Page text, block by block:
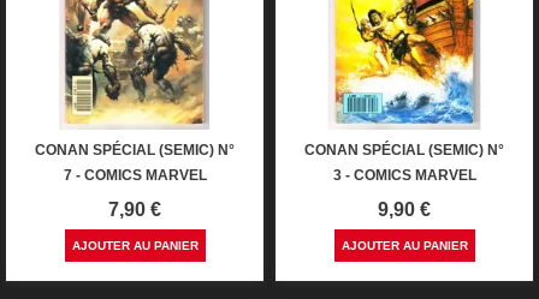
CONAN SPÉCIAL (SEMIC) N°
7 - COMICS MARVEL
Prix
7,90 €
AJOUTER AU PANIER
CONAN SPÉCIAL (SEMIC) N°
3 - COMICS MARVEL
Prix
9,90 €
AJOUTER AU PANIER